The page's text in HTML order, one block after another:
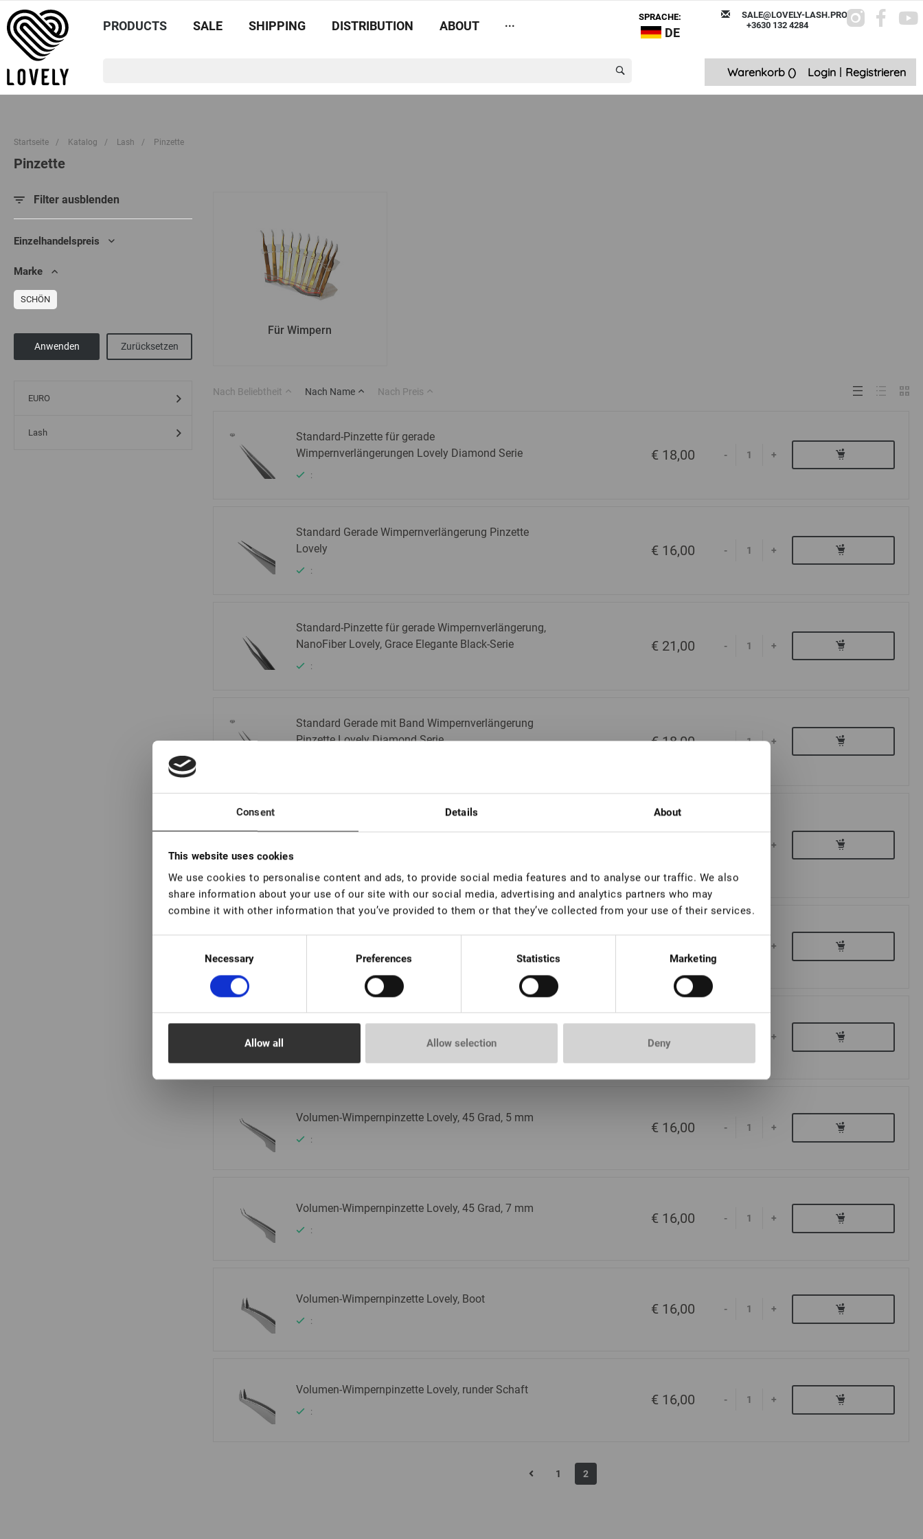
Consent Details About
This website uses cookies
We use cookies to personalise content and ads, to provide social media features and to analyse our traffic. We also
share information about your use of our site with our social media, advertising and analytics partners who may
combine it with other information that you’ve provided to them or that they’ve collected from your use of their services.
Necessary Preferences Statistics Marketing
Deny
Allow selection
Allow all
PRODUCTS SALE SHIPPING DISTRIBUTION ABOUT ... SPRACHE:
DE
SALE@LOVELY-LASH.PRO
+3630 132 4284
Warenkorb () Login | Registrieren
Startseite / Katalog / Lash / Pinzette
Pinzette
Filter ausblenden
Einzelhandelspreis
Marke
SCHÖN
EURO
Lash
Für Wimpern
Nach Beliebtheit Nach Name Nach Preis
Standard-Pinzette für gerade
Wimpernverlängerungen Lovely Diamond Serie
:
€ 18,00 - +
Standard Gerade Wimpernverlängerung Pinzette
Lovely
:
€ 16,00 - +
Standard-Pinzette für gerade Wimpernverlängerung,
NanoFiber Lovely, Grace Elegante Black-Serie
:
€ 21,00 - +
Standard Gerade mit Band Wimpernverlängerung
Pinzette Lovely Diamond Serie
€ 18,00 - +
Standard Straight mit Band Wimpernverlängerung
Pinzette NanoFiber Lovely, Grace Elegante Black
:
+
Volumen-Wimpernpinzette Lovely, 90 Grad, 7 mm
+
Volumen-Wimpernpinzette Lovely 90 Grad, 5 mm
€ 16,00 +
Volumen-Wimpernpinzette Lovely, 45 Grad, 5 mm
:
€ 16,00 - +
Volumen-Wimpernpinzette Lovely, 45 Grad, 7 mm
:
€ 16,00 - +
Volumen-Wimpernpinzette Lovely, Boot
:
€ 16,00 - +
Volumen-Wimpernpinzette Lovely, runder Schaft
:
€ 16,00 - +
1 2